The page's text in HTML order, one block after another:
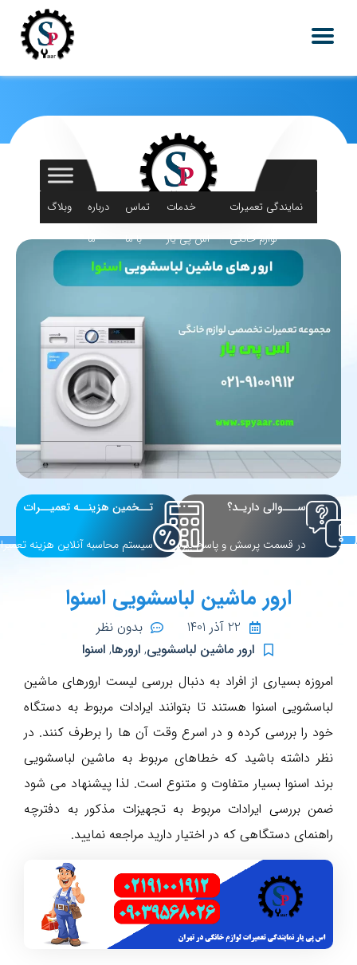
نمایندگی تعمیرات
لوازم خانگی
خدمات
اس پی یار
تماس
با ما
درباره
ما
وبلاگ
ســـوالی داریـد؟
در قسمت پرسش و پاسخ بپرسید
تــخمین هزینــه تعمیــرات
سیستم محاسبه آنلاین هزینه
ارور ماشین لباسشویی اسنوا
22 آذر 1401
بدون نظر
ارور ماشین لباسشویی, ارورها, اسنوا
امروزه بسیاری از افراد به دنبال بررسی لیست ارورهای ماشین
لباسشویی اسنوا هستند تا بتوانند ایرادات مربوط به دستگاه
خود را بررسی کرده و در اسرع وقت آن ها را برطرف کنند. در
نظر داشته باشید که خطاهای مربوط به ماشین لباسشویی
برند اسنوا بسیار متفاوت و متنوع است. لذا پیشنهاد می شود
ضمن بررسی ایرادات مربوط به تجهیزات مذکور به دفترچه
راهنمای دستگاهی که در اختیار دارید مراجعه نمایید.